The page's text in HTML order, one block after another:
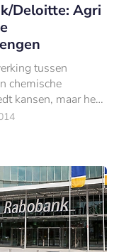
Deloitte: Agri
tussen
chemische
kansen, maar het
een business